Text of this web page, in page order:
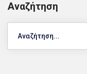
Αναζήτηση